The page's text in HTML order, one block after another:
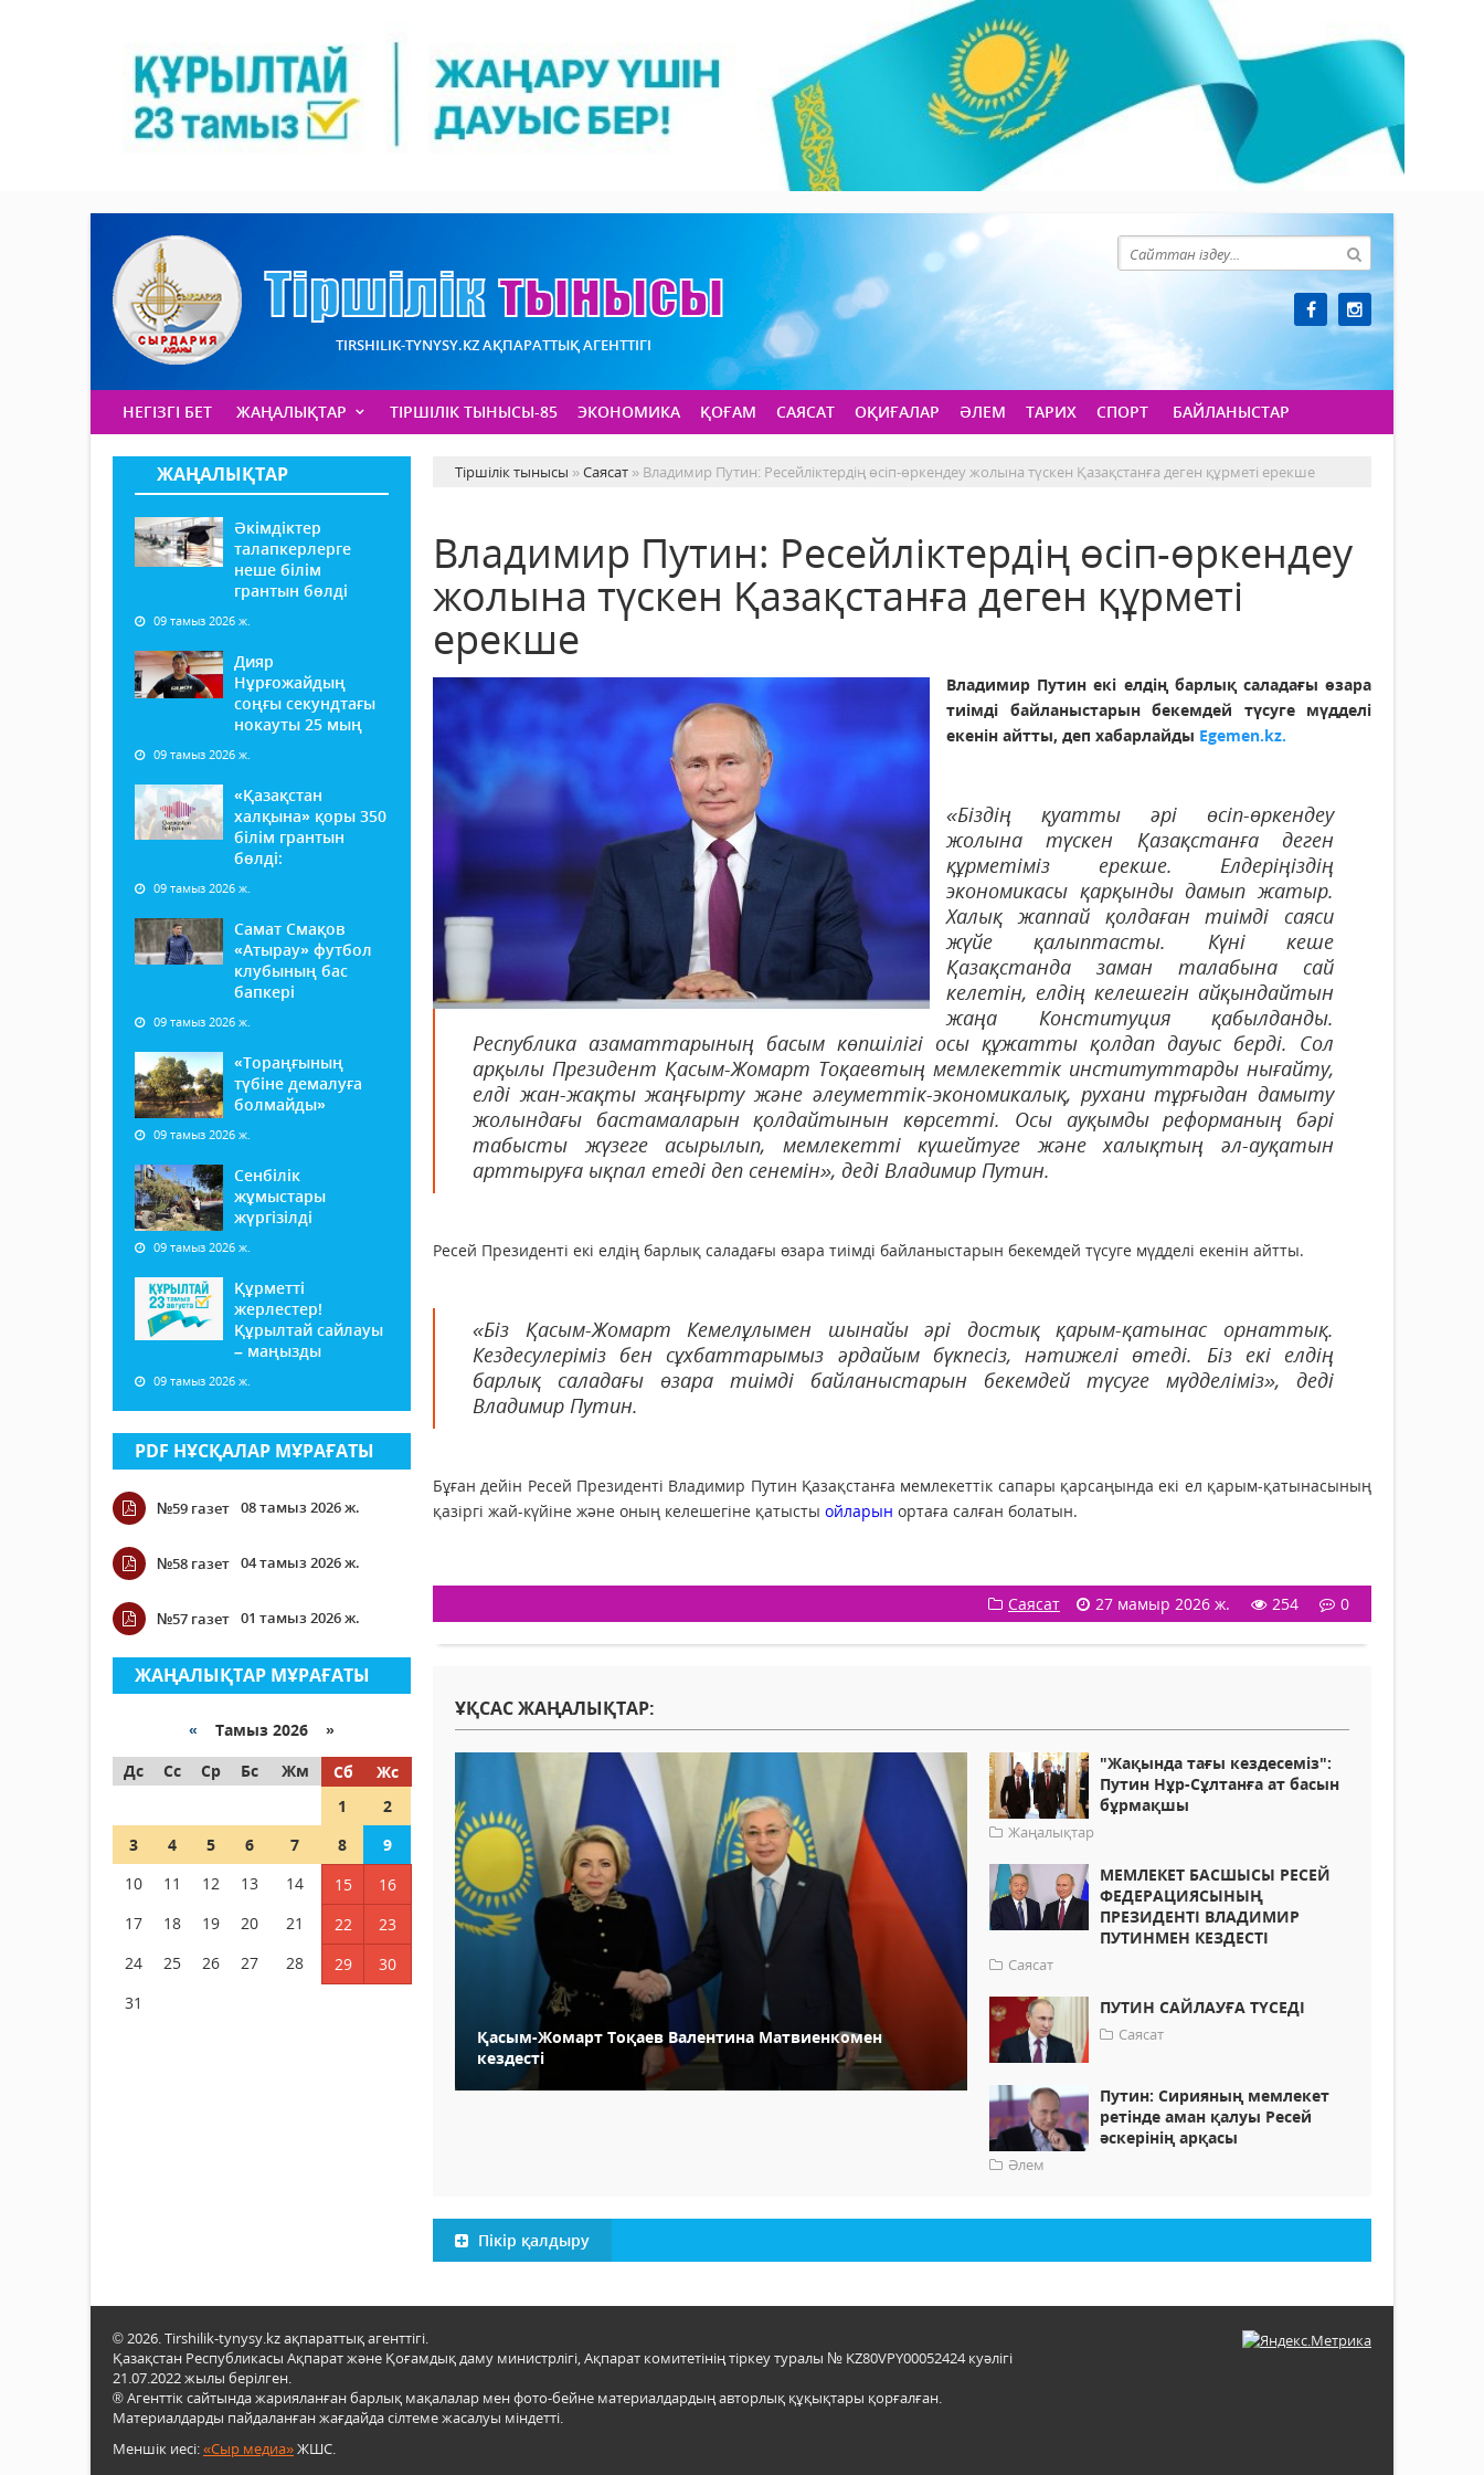
TIRSHILIK-TYNYSY.KZ АҚПАРАТТЫҚ АГЕНТТІГІ
НЕГІЗГІ БЕТ ЖАҢАЛЫҚТАР ТІРШІЛІК ТЫНЫСЫ-85 ЭКОНОМИКА ҚОҒАМ САЯСАТ ОҚИҒАЛАР ӘЛЕМ ТАРИХ СПОРТ БАЙЛАНЫСТАР
ЖАҢАЛЫҚТАР
Әкімдіктер
талапкерлерге
неше білім
грантын бөлді
09 тамыз 2026 ж.
Дияр
Нұрғожайдың
соңғы секундтағы
нокауты 25 мың
09 тамыз 2026 ж.
«Қазақстан
халқына» қоры 350
білім грантын
бөлді:
09 тамыз 2026 ж.
Самат Смақов
«Атырау» футбол
клубының бас
бапкері
09 тамыз 2026 ж.
«Тораңғының
түбіне демалуға
болмайды»
09 тамыз 2026 ж.
Сенбілік
жұмыстары
жүргізілді
09 тамыз 2026 ж.
Құрметті
жерлестер!
Құрылтай сайлауы
– маңызды
09 тамыз 2026 ж.
PDF НҰСҚАЛАР МҰРАҒАТЫ
№59 газет 08 тамыз 2026 ж.
№58 газет 04 тамыз 2026 ж.
№57 газет 01 тамыз 2026 ж.
ЖАҢАЛЫҚТАР МҰРАҒАТЫ
« Тамыз 2026 »
Дс
Сс Ср Бс Жм Сб
Жс
1
2
3
4 5 6 7 8
9
10
11 12 13 14 15
16
17
18 19 20 21 22
23
24
25 26 27 28 29
30
31
Тіршілік тынысы »Саясат » Владимир Путин: Ресейліктердің өсіп-өркендеу жолына түскен Қазақстанға деген құрметі ерекше
Владимир Путин: Ресейліктердің өсіп-өркендеу
жолына түскен Қазақстанға деген құрметі
ерекше
Владимир Путин екі елдің барлық саладағы өзара
тиімді байланыстарын бекемдей түсуге мүдделі
екенін айтты, деп хабарлайды Egemen.kz.
«Біздің қуатты әрі өсіп-өркендеу
жолына түскен Қазақстанға деген
құрметіміз ерекше. Елдеріңіздің
экономикасы қарқынды дамып жатыр.
Халық жаппай қолдаған тиімді ­саяси
жүйе қалыптасты. Күні кеше
Қазақстанда заман талабына сай
келетін, елдің келешегін айқындайтын
жаңа Конституция қабылданды.
Республика азаматтарының басым көпшілігі осы құжатты қолдап дауыс берді. Сол
арқылы Президент Қасым-Жомарт Тоқаевтың мемлекеттік институттарды нығайту,
елді жан-жақты жаңғырту және әлеуметтік-экономикалық, рухани тұрғыдан дамыту
жолындағы бастамаларын қолдайтынын көрсетті. Осы ауқымды реформаның бәрі
табысты жүзеге асырылып, мемлекетті күшейтуге және халықтың әл-ауқатын
арттыруға ықпал етеді деп сенемін», деді Владимир Путин.
Ресей Президенті екі елдің барлық саладағы өзара тиімді байланыстарын бекемдей түсуге мүдделі екенін айтты.
«Біз Қасым-Жомарт Кемелұлымен шынайы әрі достық қарым-қатынас орнаттық.
Кездесулеріміз бен сұхбаттарымыз әрдайым бүкпесіз, нәтижелі өтеді. Біз екі елдің
барлық саладағы өзара тиімді байланыстарын бекемдей түсуге мүдделіміз», деді
Владимир Путин.
Бұған дейін Ресей Президенті Владимир Путин Қазақстанға мемлекеттік сапары қарсаңында екі ел қарым-қатынасының
қазіргі жай-күйіне және оның келешегіне қатысты ойларын ортаға салған болатын.
Саясат 27 мамыр 2026 ж. 254 0
ҰҚСАС ЖАҢАЛЫҚТАР:
Қасым-Жомарт Тоқаев Валентина Матвиенкомен
кездесті
"Жақында тағы кездесеміз":
Путин Нұр-Сұлтанға ат басын
бұрмақшы
Жаңалықтар
МЕМЛЕКЕТ БАСШЫСЫ РЕСЕЙ
ФЕДЕРАЦИЯСЫНЫҢ
ПРЕЗИДЕНТІ ВЛАДИМИР
ПУТИНМЕН КЕЗДЕСТІ
Саясат
ПУТИН САЙЛАУҒА ТҮСЕДІ
Саясат
Путин: Сирияның мемлекет
ретінде аман қалуы Ресей
әскерінің арқасы
Әлем
Пікір қалдыру
© 2026. Tirshilik-tynysy.kz ақпараттық агенттігі.
Қазақстан Республикасы Ақпарат және Қоғамдық даму министрлігі, Ақпарат комитетінің тіркеу туралы № KZ80VPY00052424 куәлігі
21.07.2022 жылы берілген.
® Агенттік сайтында жарияланған барлық мақалалар мен фото-бейне материалдардың авторлық құқықтары қорғалған.
Материалдарды пайдаланған жағдайда сілтеме жасалуы міндетті.
Меншік иесі:«Сыр медиа»ЖШС.